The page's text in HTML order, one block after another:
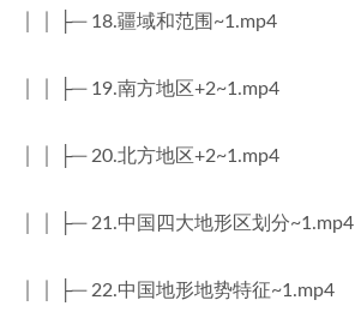
│ │ ├─ 18.疆域和范围~1.mp4
│ │ ├─ 19.南方地区+2~1.mp4
│ │ ├─ 20.北方地区+2~1.mp4
│ │ ├─ 21.中国四大地形区划分~1.mp4
│ │ ├─ 22.中国地形地势特征~1.mp4